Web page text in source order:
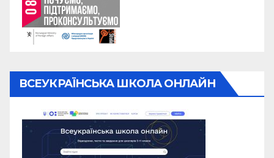
ВСЕУКРАЇНСЬКА ШКОЛА ОНЛАЙН